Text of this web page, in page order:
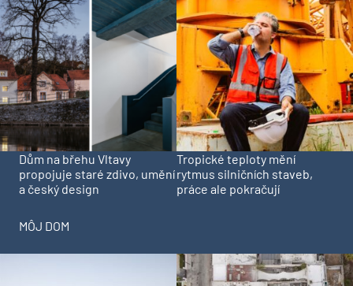
Dům na břehu Vltavy
propojuje staré zdivo, umění
a český design
Tropické teploty mění
rytmus silničních staveb,
práce ale pokračují
MÔJ DOM